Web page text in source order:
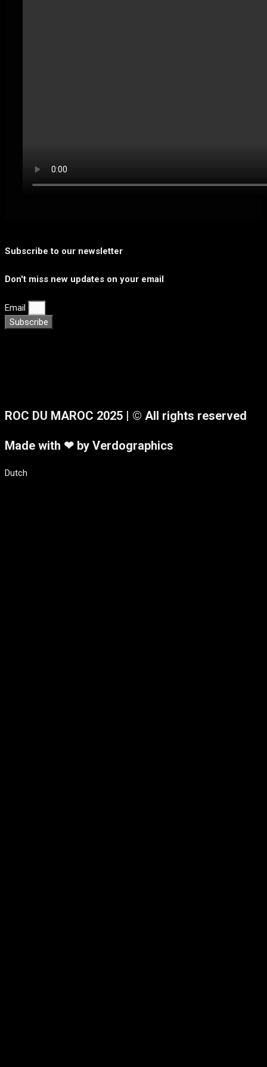
Subscribe to our newsletter
Don't miss new updates on your email
Email
Subscribe
ROC DU MAROC 2025 | © All rights reserved
Made with ❤ by Verdographics
Dutch